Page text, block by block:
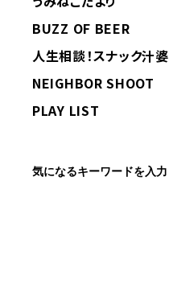
BUZZ OF BEER
人生相談！スナック汁婆
NEIGHBOR SHOOT
PLAY LIST